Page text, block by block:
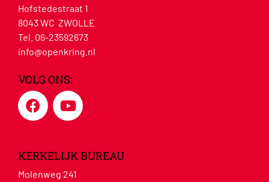
Hofstedestraat 1
8043 WC ZWOLLE
Tel. 06-23592673
info@openkring.nl
VOLG ONS:
KERKELIJK BUREAU
Molenweg 241